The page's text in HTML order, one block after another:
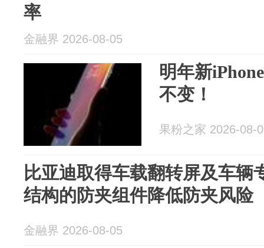
率
金融界 2026-08-05
明年新
不变！
果粉之家 2026-08-
比亚迪取得车载翻转屏及车辆
结构的防夹组件降低防夹风险
金融界 2026-08-05